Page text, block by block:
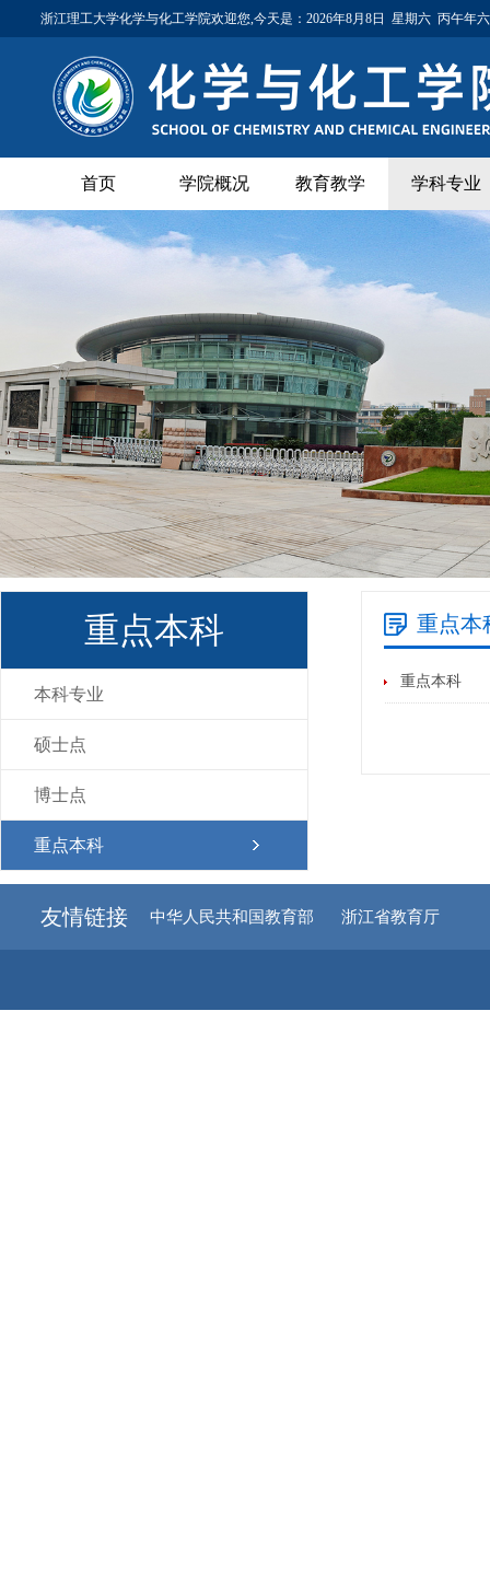
浙江理工大学化学与化工学院欢迎您,今天是：2026年8月8日 星期六 丙午年
首页 学院概况 教育教学 学科专业
重点本科
本科专业
硕士点
博士点
重点本科
重点本
重点本科
友情链接 中华人民共和国教育部 浙江省教育厅